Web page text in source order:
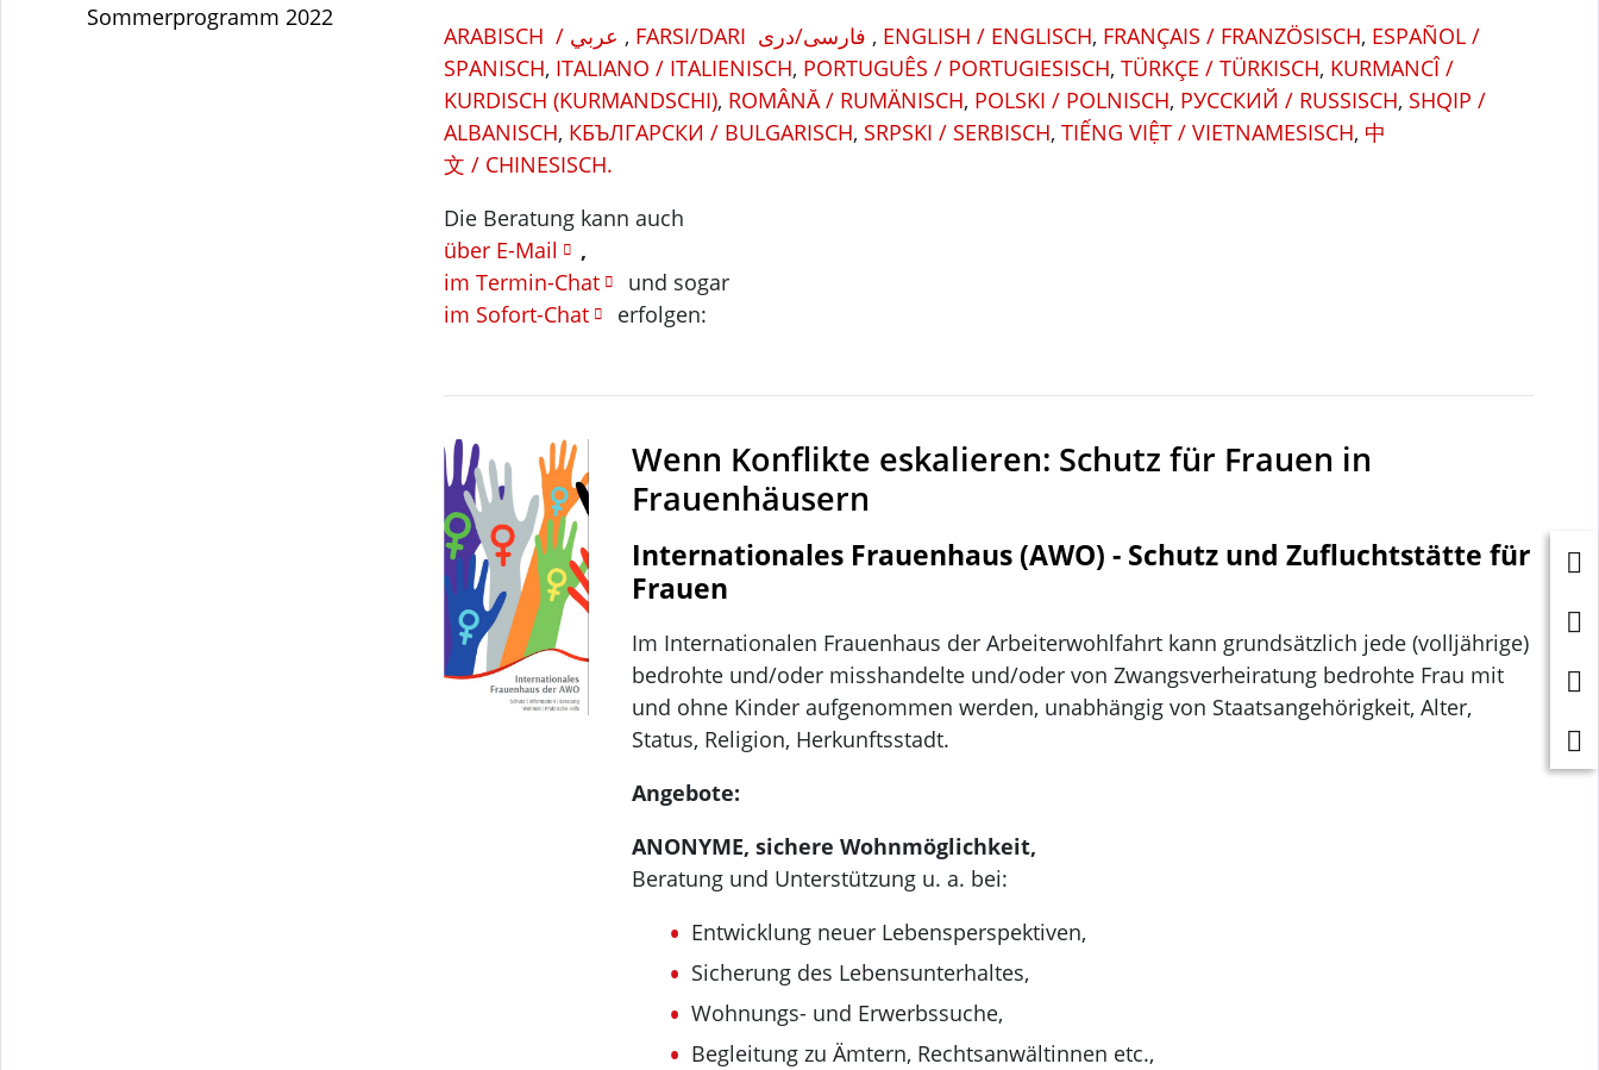
Sommerprogramm 2022
ARABISCH / عربي , FARSI/DARI فارسى/دری , ENGLISH / ENGLISCH, FRANÇAIS / FRANZÖSISCH, ESPAÑOL /
SPANISCH, ITALIANO / ITALIENISCH, PORTUGUÊS / PORTUGIESISCH, TÜRKÇE / TÜRKISCH, KURMANCÎ /
KURDISCH (KURMANDSCHI), ROMÂNĂ / RUMÄNISCH, POLSKI / POLNISCH, РУССКИЙ / RUSSISCH, SHQIP /
ALBANISCH, КБЪЛГАРСКИ / BULGARISCH, SRPSKI / SERBISCH, TIẾNG VIỆT / VIETNAMESISCH, 中
文 / CHINESISCH.
Die Beratung kann auch
über E-Mail
,
im Termin-Chat
und sogar
im Sofort-Chat
erfolgen:
Wenn Konflikte eskalieren: Schutz für Frauen in
Frauenhäusern
Internationales Frauenhaus (AWO) - Schutz und Zufluchtstätte für
Frauen
Im Internationalen Frauenhaus der Arbeiterwohlfahrt kann grundsätzlich jede (volljährige)
bedrohte und/oder misshandelte und/oder von Zwangsverheiratung bedrohte Frau mit
und ohne Kinder aufgenommen werden, unabhängig von Staatsangehörigkeit, Alter,
Status, Religion, Herkunftsstadt.
Angebote:
ANONYME, sichere Wohnmöglichkeit,
Beratung und Unterstützung u. a. bei:
Entwicklung neuer Lebensperspektiven,
Sicherung des Lebensunterhaltes,
Wohnungs- und Erwerbssuche,
Begleitung zu Ämtern, Rechtsanwältinnen etc.,